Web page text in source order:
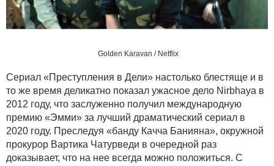
Golden Karavan / Netflix
Сериал «Преступления в Дели» настолько блестяще и в
то же время деликатно показал ужасное дело Nirbhaya в
2012 году, что заслуженно получил международную
премию «Эмми» за лучший драматический сериал в
2020 году. Преследуя «банду Качча Банияна», окружной
прокурор Вартика Чатурведи в очередной раз
доказывает, что на нее всегда можно положиться. С